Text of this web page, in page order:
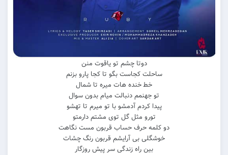
دوﺗﺎ ﭼﺸﻢ ﺗﻮ ﻳﺎﻗﻮت ﻣﻨﻦ
ﺳﺎﺣﻠﺖ ﻛﺠﺎﺳﺖ ﺑﮕﻮ ﺗﺎ ﻛﺠﺎ ﭘﺎرو ﺑﺰﻧﻢ
ﺧﻄ ﺧﻨﺪه ﻫﺎت ﻣﻴﺮه ﺗﺎ ﺷﻤﺎل
ﺗﻮ ﺟﻬﻨﻤﻢ دﻧﺒﺎﻟﺖ ﻣﻴﺎم ﺑﺪون ﺳﻮال
ﭘﻴﺪا ﻛﺮدم آدﻣﺸﻮ ﺑﺎ ﺗﻮ ﻣﻴﺮم ﺗﺎ ﺗﻬﺸﻮ
ﺗﻮرو ﻣﺜﻞ ﮔﻞ ﺗﻮی ﻣﺸﺘﻢ دارﻣﺘﻮ
دو ﻛﻠﻤﻪ ﺣﺮف ﺣﺴﺎب ﻗﺮﺑﻮن ﻣﺴﺖ ﻧﮕﺎﻫﺖ
ﺧﻮﺷﮕﻠﻰ ﺑﻰ آراﻳﺸﻢ ﻗﺮﺑﻮن رﻧﮓ ﭼﺸﺎت
ﺑﻴﻦ راه زﻧﺪﮔﻰ ﺳﺮ ﭘﻴﺶ روزﮔﺎر